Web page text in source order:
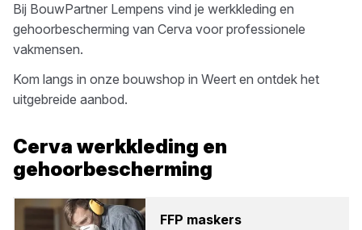
Bij BouwPartner Lempens vind je werkkleding en
gehoorbescherming van Cerva voor professionele
vakmensen.
Kom langs in onze bouwshop in Weert en ontdek het
uitgebreide aanbod.
Cerva werkkleding en
gehoorbescherming
FFP mas­kers